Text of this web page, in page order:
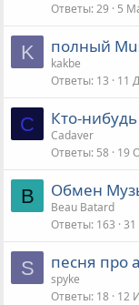
Ответы 29 5
K полный
kakbe
Ответы 13 11
C Кто-
Cadaver
Ответы 58 19
B Обмен
Beau Batard
Ответы 163 31
S песня про
spyke
Ответы 18 12